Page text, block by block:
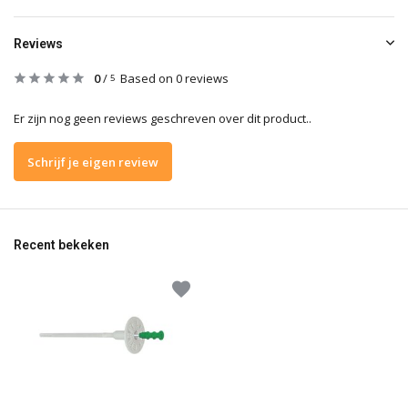
Reviews
0/ 5 Based on 0 reviews
Er zijn nog geen reviews geschreven over dit product..
Schrijf je eigen review
Recent bekeken